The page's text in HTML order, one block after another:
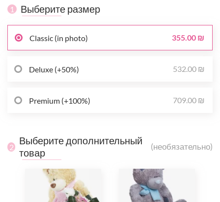
1 Выберите размер
Classic (in photo) 355.00 ₪
Deluxe (+50%) 532.00 ₪
Premium (+100%) 709.00 ₪
2
Выберите дополнительный
товар
(необязательно)